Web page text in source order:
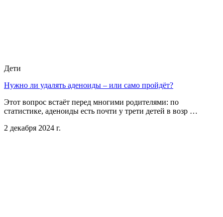
Дети
Нужно ли удалять аденоиды – или само пройдёт?
Этот вопрос встаёт перед многими родителями: по
статистике, аденоиды есть почти у трети детей в возр …
2 декабря 2024 г.